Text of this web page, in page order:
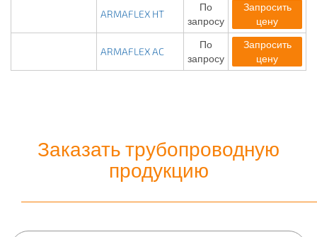
ARMAFLEX HT
По
запросу
Запросить
цену
ARMAFLEX AC
По
запросу
Запросить
цену
Заказать трубопроводную
продукцию